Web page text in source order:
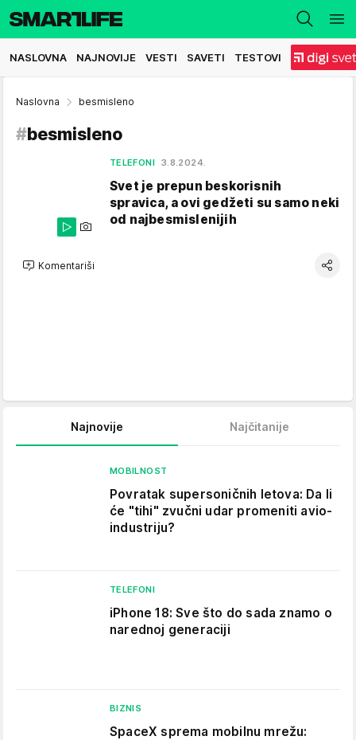
NASLOVNA NAJNOVIJE VESTI SAVETI TESTOVI
Naslovna besmisleno
#besmisleno
TELEFONI 3.8.2024.
Svet je prepun beskorisnih
spravica, a ovi gedžeti su samo neki
od najbesmislenijih
Komentariši
Najnovije Najčitanije
MOBILNOST
Povratak supersoničnih letova: Da li
će "tihi" zvučni udar promeniti avio-
industriju?
TELEFONI
iPhone 18: Sve što do sada znamo o
narednoj generaciji
BIZNIS
SpaceX sprema mobilnu mrežu: